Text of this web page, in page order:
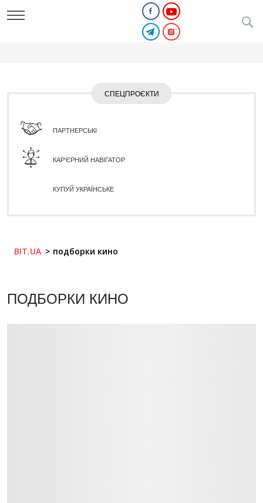
СПЕЦПРОЄКТИ
ПАРТНЕРСЬКІ
КАР'ЄРНИЙ НАВІГАТОР
КУПУЙ УКРАЇНСЬКЕ
BIT.UA подборки кино
ПОДБОРКИ КИНО